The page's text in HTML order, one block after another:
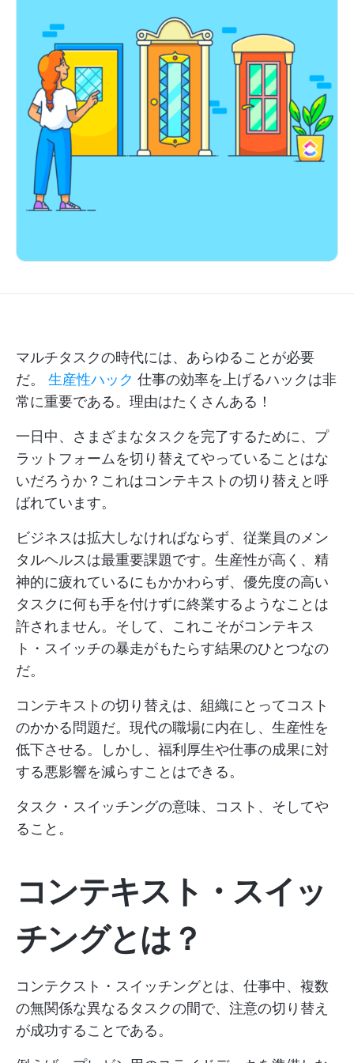
マルチタスクの時代には、あらゆることが必要
だ。 生産性ハック 仕事の効率を上げるハックは非
常に重要である。理由はたくさんある！
一日中、さまざまなタスクを完了するために、プ
ラットフォームを切り替えてやっていることはな
いだろうか？これはコンテキストの切り替えと呼
ばれています。
ビジネスは拡大しなければならず、従業員のメン
タルヘルスは最重要課題です。生産性が高く、精
神的に疲れているにもかかわらず、優先度の高い
タスクに何も手を付けずに終業するようなことは
許されません。そして、これこそがコンテキス
ト・スイッチの暴走がもたらす結果のひとつなの
だ。
コンテキストの切り替えは、組織にとってコスト
のかかる問題だ。現代の職場に内在し、生産性を
低下させる。しかし、福利厚生や仕事の成果に対
する悪影響を減らすことはできる。
タスク・スイッチングの意味、コスト、そしてや
ること。
コンテキスト・スイッ
チングとは？
コンテクスト・スイッチングとは、仕事中、複数
の無関係な異なるタスクの間で、注意の切り替え
が成功することである。